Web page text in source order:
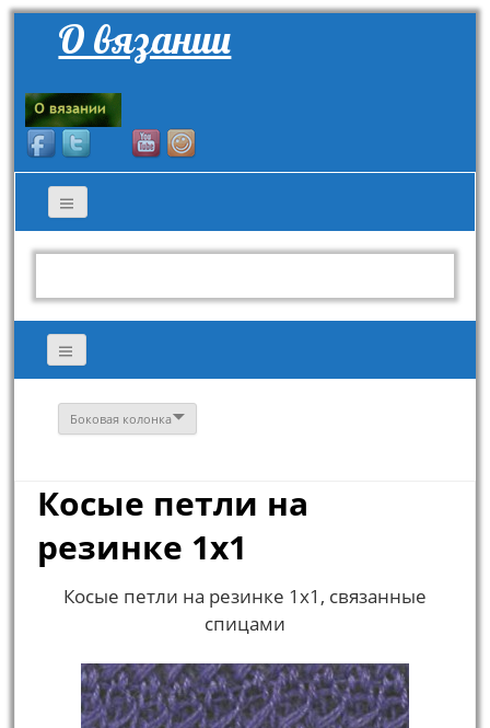
О вязании
Боковая колонка
Косые петли на
резинке 1x1
Косые петли на резинке 1x1, связанные
спицами